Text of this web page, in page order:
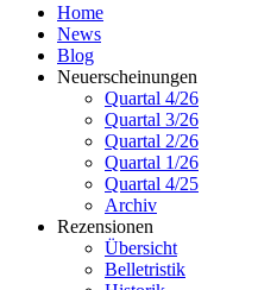
Home
News
Blog
Neuerscheinungen
Quartal 4/26
Quartal 3/26
Quartal 2/26
Quartal 1/26
Quartal 4/25
Archiv
Rezensionen
Übersicht
Belletristik